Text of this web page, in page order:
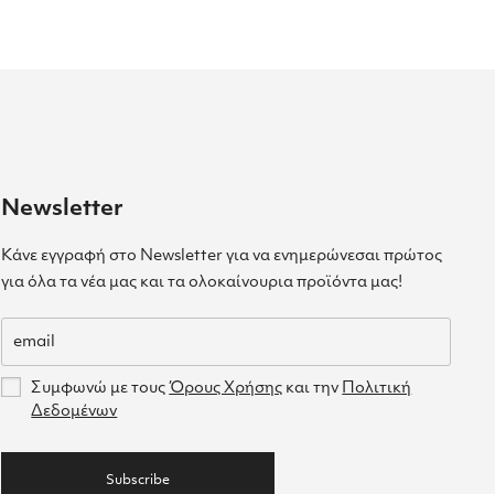
Newsletter
Κάνε εγγραφή στο Newsletter για να ενημερώνεσαι πρώτος
για όλα τα νέα μας και τα ολοκαίνουρια προϊόντα μας!
Συμφωνώ με τουςΌρους Χρήσης και την Πολιτική
Δεδομένων
Subscribe